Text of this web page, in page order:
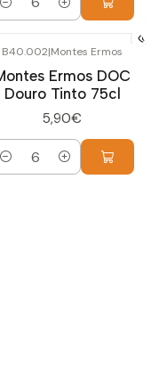
B40.002|Montes Ermos
Ermos DOC
Douro Tinto 75cl
5,90€